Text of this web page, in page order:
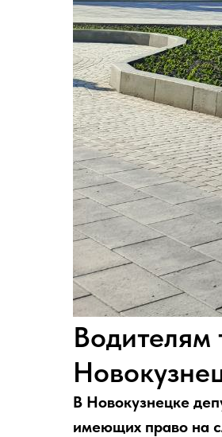
Водителям
В Новокузнецке
имеющих право на